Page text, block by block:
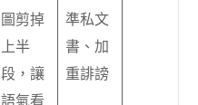
圖剪掉
上半
段，讓
準私文
書、加
重誹謗